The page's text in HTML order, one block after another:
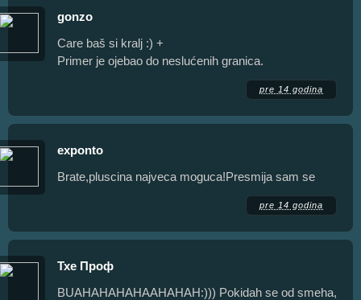
gonzo
Care baš si kralj :) +
Primer je ojebao do neslućenih granica.
pre 14 godina
exponto
Brate,pluscina najveca moguca!Presmija sam se
pre 14 godina
Тхе Проф
BUAHAHAHAHAAHAHAH:))) Pokidah se od smeha,